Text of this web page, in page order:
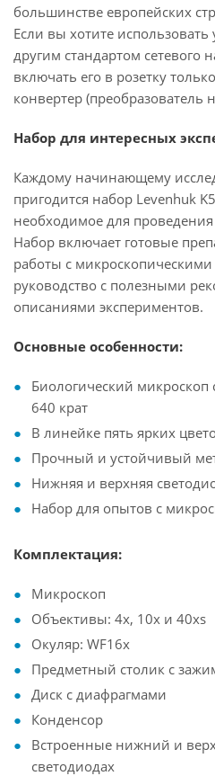
большинстве европейских
Если вы хотите использовать
другим стандартом сетевого
включать его в розетку
конвертер (преобразователь
Набор для интересных
Каждому начинающему
пригодится набор Levenhuk
необходимое для
Набор включает готовые
работы с
руководство с полезными
описаниями экспериментов.
Основные особенности:
Биологический
640 крат
В линейке пять ярких
Прочный и устойчивый
Нижняя и верхняя
Набор для опытов с
Комплектация:
Микроскоп
Объективы: 4х, 10х и 40хs
Окуляр: WF16x
Предметный столик с
Диск с диафрагмами
Конденсор
Встроенные нижний и
светодиодах